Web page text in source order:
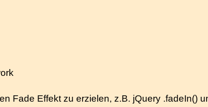
Fade Effekt zu erzielen, z.B. jQuery .fadeIn()